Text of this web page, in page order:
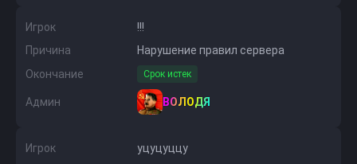
Игрок
!!!
Причина
Нарушение правил сервера
Окончание
Срок истек
Админ ВОЛОДЯ
Игрок уцуцуццу